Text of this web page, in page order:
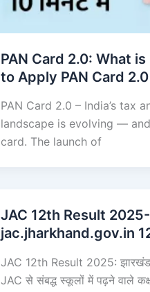
PAN Card 2.0: What is
to Apply PAN Card 2.0
PAN Card 2.0 – India’s tax
landscape is evolving —
card. The launch of
JAC 12th Result 2025-
jac.jharkhand.gov.in
JAC 12th Result 2025:
JAC से संबद्ध स्कूलों में पढ़ने वाले